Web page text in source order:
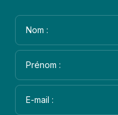
Nom :
Prénom :
E-mail :